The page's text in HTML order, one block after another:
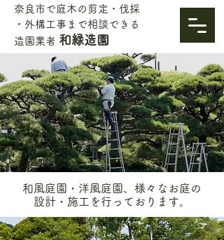
奈良市で庭木の剪定・伐採
・外構工事まで相談できる
造園業者 和緑造園
和風庭園・洋風庭園、様々なお庭の
設計・施工を行っております。